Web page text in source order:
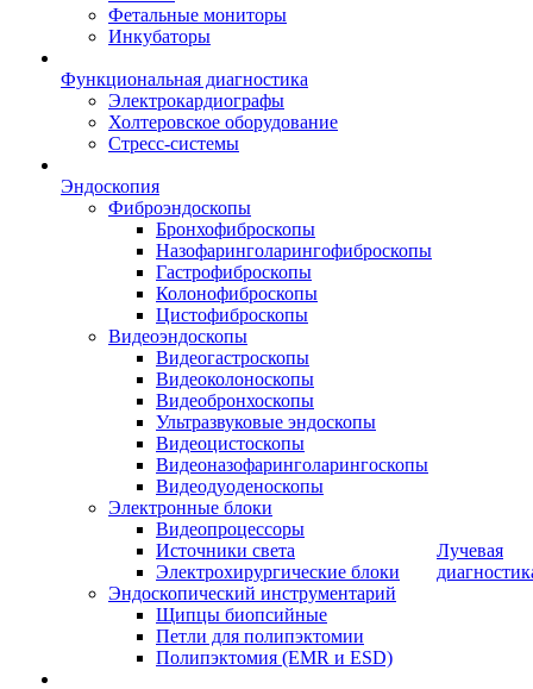
Фетальные мониторы
Инкубаторы
Функциональная диагностика
Электрокардиографы
Холтеровское оборудование
Стресс-системы
Эндоскопия
Фиброэндоскопы
Бронхофиброскопы
Назофаринголарингофиброскопы
Гастрофиброскопы
Колонофиброскопы
Цистофиброскопы
Видеоэндоскопы
Видеогастроскопы
Видеоколоноскопы
Видеобронхоскопы
Ультразвуковые эндоскопы
Видеоцистоскопы
Видеоназофаринголарингоскопы
Видеодуоденоскопы
Электронные блоки
Видеопроцессоры
Источники света
Электрохирургические блоки
Эндоскопический инструментарий
Щипцы биопсийные
Петли для полипэктомии
Полипэктомия (EMR и ESD)
Лучевая